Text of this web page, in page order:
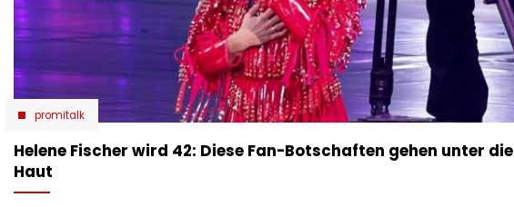
promitalk
Helene Fischer wird 42: Diese Fan-Botschaften gehen unter die
Haut